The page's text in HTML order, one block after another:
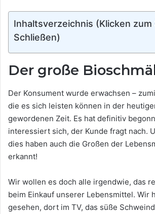
Inhaltsverzeichnis (Klicken zum
Schließen)
Der große
Der Konsument wurde erwachsen –
die es sich leisten können in der
gewordenen Zeit. Es hat definitiv
interessiert sich, der Kunde fragt nach.
dies haben auch die Großen der
erkannt!
Wir wollen es doch alle irgendwie, das
beim Einkauf unserer Lebensmittel. Wir
gesehen, dort im TV, das süße